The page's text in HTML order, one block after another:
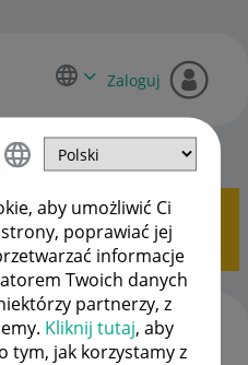
aby umożliwić Ci
poprawiać jej
informacje
Twoich danych
partnerzy, z
Kliknij tutaj, aby
tym, jak korzystamy z
Zaloguj
OPCJE
Kupon. Pokaż
202521:00